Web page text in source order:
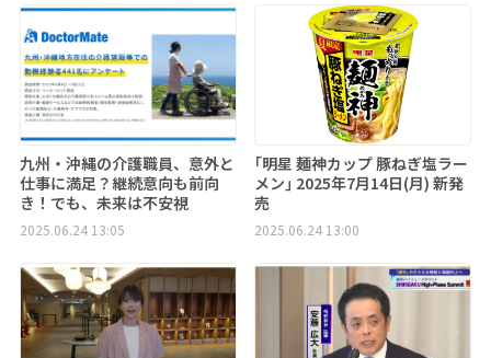
九州・沖縄の介護職員、意外と
仕事に満足？継続意向も前向
き！でも、未来は不安視
2025.06.24 13:05
｢明星 麺神カップ 豚ねぎ塩ラー
メン｣ 2025年7月14日(月) 新発
売
2025.06.24 13:00